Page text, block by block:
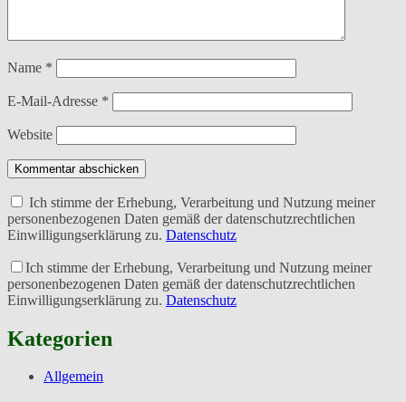
Name *
E-Mail-Adresse *
Website
Kommentar abschicken
Ich stimme der Erhebung, Verarbeitung und Nutzung meiner
personenbezogenen Daten gemäß der datenschutzrechtlichen
Einwilligungserklärung zu. Datenschutz
Ich stimme der Erhebung, Verarbeitung und Nutzung meiner
personenbezogenen Daten gemäß der datenschutzrechtlichen
Einwilligungserklärung zu. Datenschutz
Kategorien
Allgemein